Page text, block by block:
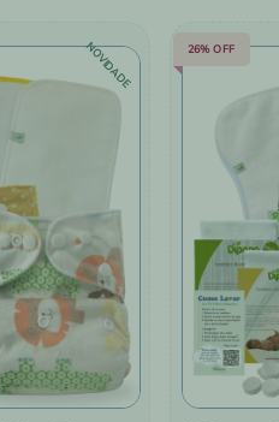
NOVIDADE 26% OFF